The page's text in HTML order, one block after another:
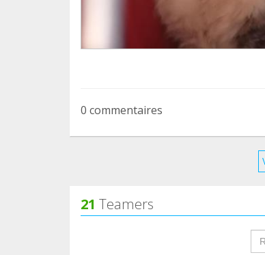
0 commentaires
21 Teamers